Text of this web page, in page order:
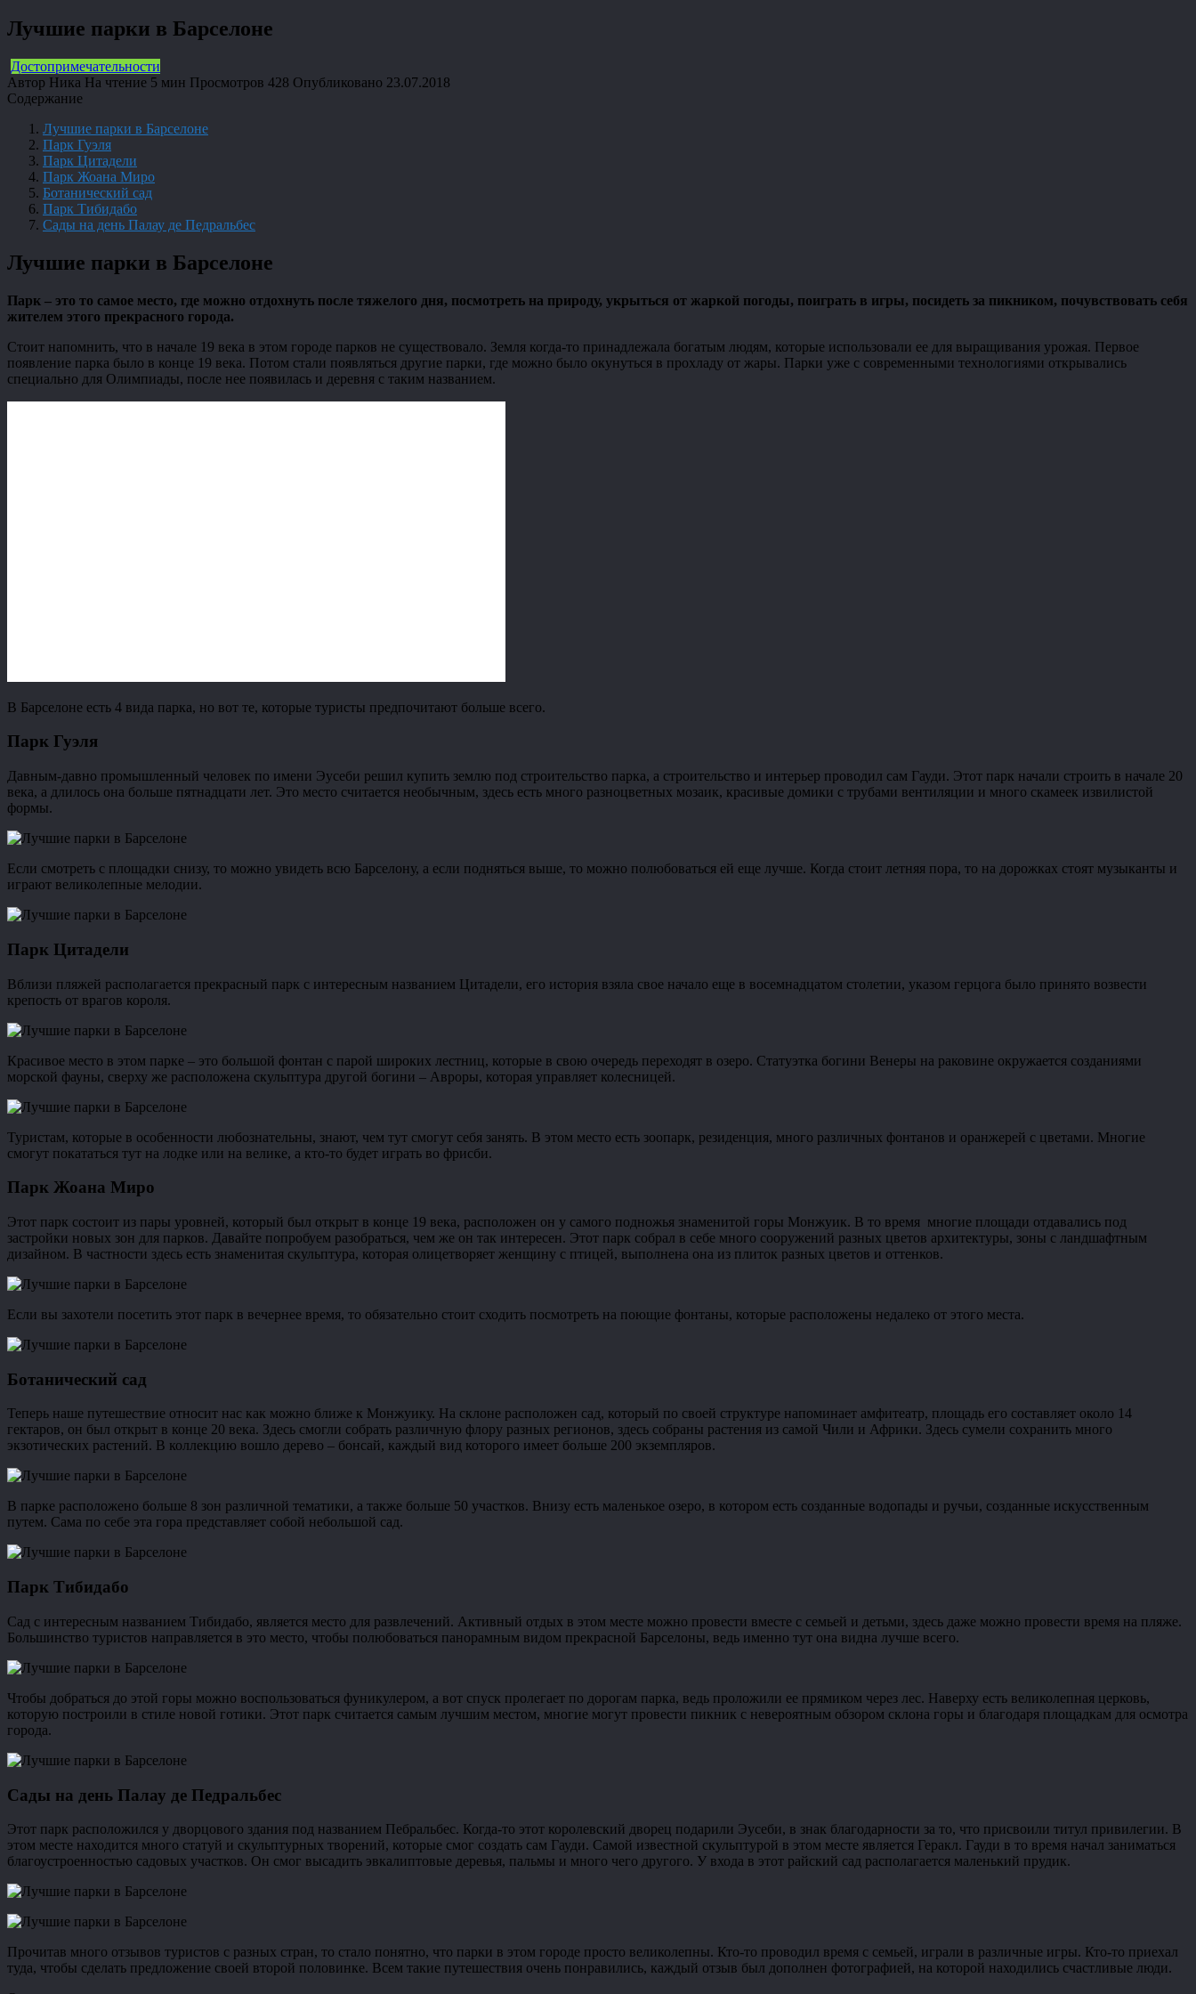
Лучшие парки в Барселоне
Достопримечательности
Автор Ника На чтение 5 мин Просмотров 428 Опубликовано 23.07.2018
Содержание
Лучшие парки в Барселоне
Парк Гуэля
Парк Цитадели
Парк Жоана Миро
Ботанический сад
Парк Тибидабо
Сады на день Палау де Педральбес
Лучшие парки в Барселоне
Парк – это то самое место, где можно отдохнуть после тяжелого дня, посмотреть на природу, укрыться от жаркой погоды, поиграть в игры, посидеть за пикником, почувствовать себя
жителем этого прекрасного города.
Стоит напомнить, что в начале 19 века в этом городе парков не существовало. Земля когда-то принадлежала богатым людям, которые использовали ее для выращивания урожая. Первое
появление парка было в конце 19 века. Потом стали появляться другие парки, где можно было окунуться в прохладу от жары. Парки уже с современными технологиями открывались
специально для Олимпиады, после нее появилась и деревня с таким названием.
В Барселоне есть 4 вида парка, но вот те, которые туристы предпочитают больше всего.
Парк Гуэля
Давным-давно промышленный человек по имени Эусеби решил купить землю под строительство парка, а строительство и интерьер проводил сам Гауди. Этот парк начали строить в начале 20
века, а длилось она больше пятнадцати лет. Это место считается необычным, здесь есть много разноцветных мозаик, красивые домики с трубами вентиляции и много скамеек извилистой
формы.
Если смотреть с площадки снизу, то можно увидеть всю Барселону, а если подняться выше, то можно полюбоваться ей еще лучше. Когда стоит летняя пора, то на дорожках стоят музыканты и
играют великолепные мелодии.
Парк Цитадели
Вблизи пляжей располагается прекрасный парк с интересным названием Цитадели, его история взяла свое начало еще в восемнадцатом столетии, указом герцога было принято возвести
крепость от врагов короля.
Красивое место в этом парке – это большой фонтан с парой широких лестниц, которые в свою очередь переходят в озеро. Статуэтка богини Венеры на раковине окружается созданиями
морской фауны, сверху же расположена скульптура другой богини – Авроры, которая управляет колесницей.
Туристам, которые в особенности любознательны, знают, чем тут смогут себя занять. В этом место есть зоопарк, резиденция, много различных фонтанов и оранжерей с цветами. Многие
смогут покататься тут на лодке или на велике, а кто-то будет играть во фрисби.
Парк Жоана Миро
Этот парк состоит из пары уровней, который был открыт в конце 19 века, расположен он у самого подножья знаменитой горы Монжуик. В то время многие площади отдавались под
застройки новых зон для парков. Давайте попробуем разобраться, чем же он так интересен. Этот парк собрал в себе много сооружений разных цветов архитектуры, зоны с ландшафтным
дизайном. В частности здесь есть знаменитая скульптура, которая олицетворяет женщину с птицей, выполнена она из плиток разных цветов и оттенков.
Если вы захотели посетить этот парк в вечернее время, то обязательно стоит сходить посмотреть на поющие фонтаны, которые расположены недалеко от этого места.
Ботанический сад
Теперь наше путешествие относит нас как можно ближе к Монжуику. На склоне расположен сад, который по своей структуре напоминает амфитеатр, площадь его составляет около 14
гектаров, он был открыт в конце 20 века. Здесь смогли собрать различную флору разных регионов, здесь собраны растения из самой Чили и Африки. Здесь сумели сохранить много
экзотических растений. В коллекцию вошло дерево – бонсай, каждый вид которого имеет больше 200 экземпляров.
В парке расположено больше 8 зон различной тематики, а также больше 50 участков. Внизу есть маленькое озеро, в котором есть созданные водопады и ручьи, созданные искусственным
путем. Сама по себе эта гора представляет собой небольшой сад.
Парк Тибидабо
Сад с интересным названием Тибидабо, является место для развлечений. Активный отдых в этом месте можно провести вместе с семьей и детьми, здесь даже можно провести время на пляже.
Большинство туристов направляется в это место, чтобы полюбоваться панорамным видом прекрасной Барселоны, ведь именно тут она видна лучше всего.
Чтобы добраться до этой горы можно воспользоваться фуникулером, а вот спуск пролегает по дорогам парка, ведь проложили ее прямиком через лес. Наверху есть великолепная церковь,
которую построили в стиле новой готики. Этот парк считается самым лучшим местом, многие могут провести пикник с невероятным обзором склона горы и благодаря площадкам для осмотра
города.
Сады на день Палау де Педральбес
Этот парк расположился у дворцового здания под названием Пебральбес. Когда-то этот королевский дворец подарили Эусеби, в знак благодарности за то, что присвоили титул привилегии. В
этом месте находится много статуй и скульптурных творений, которые смог создать сам Гауди. Самой известной скульптурой в этом месте является Геракл. Гауди в то время начал заниматься
благоустроенностью садовых участков. Он смог высадить эвкалиптовые деревья, пальмы и много чего другого. У входа в этот райский сад располагается маленький прудик.
Прочитав много отзывов туристов с разных стран, то стало понятно, что парки в этом городе просто великолепны. Кто-то проводил время с семьей, играли в различные игры. Кто-то приехал
туда, чтобы сделать предложение своей второй половинке. Всем такие путешествия очень понравились, каждый отзыв был дополнен фотографией, на которой находились счастливые люди.